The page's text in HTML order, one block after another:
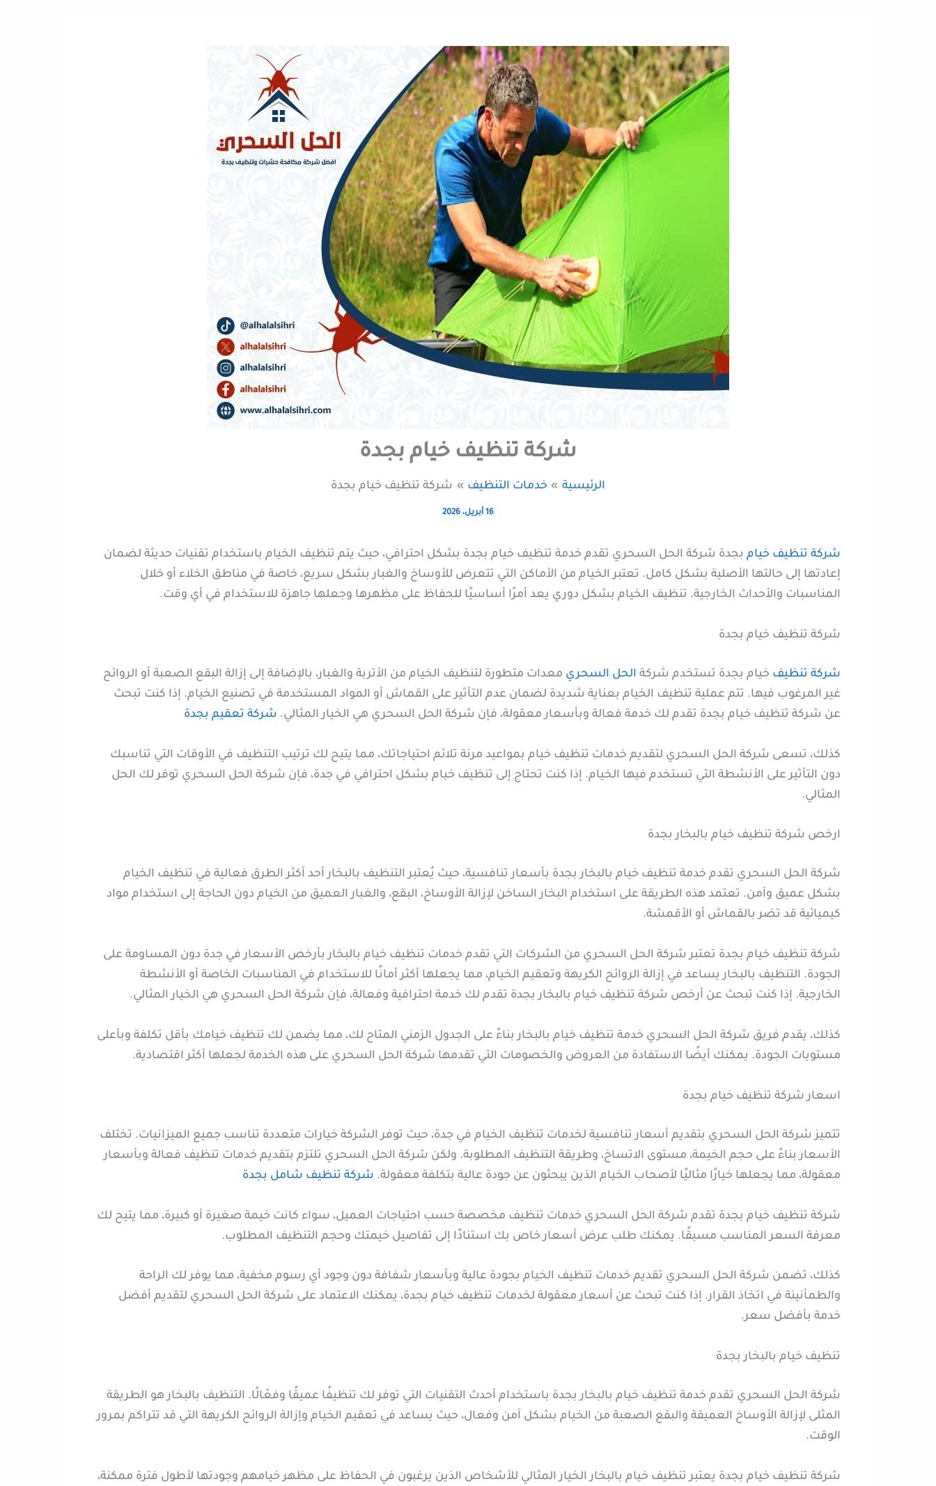
شركة تنظيف خيام بجدة
الرئيسية خدمات التنظيف شركة تنظيف خيام بجدة
16 أبريل، 2026
شركة تنظيف خيام بجدة شركة الحل السحري تقدم خدمة تنظيف خيام بجدة بشكل احترافي، حيث يتم تنظيف الخيام باستخدام تقنيات حديثة لضمان
إعادتها إلى حالتها الأصلية بشكل كامل. تعتبر الخيام من الأماكن التي تتعرض للأوساخ والغبار بشكل سريع، خاصة في مناطق الخلاء أو خلال
المناسبات والأحداث الخارجية. تنظيف الخيام بشكل دوري يعد أمرًا أساسيًا للحفاظ على مظهرها وجعلها جاهزة للاستخدام في أي وقت.
شركة تنظيف خيام بجدة
شركة تنظيف خيام بجدة تستخدم شركة الحل السحري معدات متطورة لتنظيف الخيام من الأتربة والغبار، بالإضافة إلى إزالة البقع الصعبة أو الروائح
غير المرغوب فيها. تتم عملية تنظيف الخيام بعناية شديدة لضمان عدم التأثير على القماش أو المواد المستخدمة في تصنيع الخيام. إذا كنت تبحث
عن شركة تنظيف خيام بجدة تقدم لك خدمة فعالة وبأسعار معقولة، فإن شركة الحل السحري هي الخيار المثالي. شركة تعقيم بجدة
كذلك، تسعى شركة الحل السحري لتقديم خدمات تنظيف خيام بمواعيد مرنة تلائم احتياجاتك، مما يتيح لك ترتيب التنظيف في الأوقات التي تناسبك
دون التأثير على الأنشطة التي تستخدم فيها الخيام. إذا كنت تحتاج إلى تنظيف خيام بشكل احترافي في جدة، فإن شركة الحل السحري توفر لك الحل
المثالي.
ارخص شركة تنظيف خيام بالبخار بجدة
شركة الحل السحري تقدم خدمة تنظيف خيام بالبخار بجدة بأسعار تنافسية، حيث يُعتبر التنظيف بالبخار أحد أكثر الطرق فعالية في تنظيف الخيام
بشكل عميق وآمن. تعتمد هذه الطريقة على استخدام البخار الساخن لإزالة الأوساخ، البقع، والغبار العميق من الخيام دون الحاجة إلى استخدام مواد
كيميائية قد تضر بالقماش أو الأقمشة.
شركة تنظيف خيام بجدة تعتبر شركة الحل السحري من الشركات التي تقدم خدمات تنظيف خيام بالبخار بأرخص الأسعار في جدة دون المساومة على
الجودة. التنظيف بالبخار يساعد في إزالة الروائح الكريهة وتعقيم الخيام، مما يجعلها أكثر أمانًا للاستخدام في المناسبات الخاصة أو الأنشطة
الخارجية. إذا كنت تبحث عن أرخص شركة تنظيف خيام بالبخار بجدة تقدم لك خدمة احترافية وفعالة، فإن شركة الحل السحري هي الخيار المثالي.
كذلك، يقدم فريق شركة الحل السحري خدمة تنظيف خيام بالبخار بناءً على الجدول الزمني المتاح لك، مما يضمن لك تنظيف خيامك بأقل تكلفة وبأعلى
مستويات الجودة. يمكنك أيضًا الاستفادة من العروض والخصومات التي تقدمها شركة الحل السحري على هذه الخدمة لجعلها أكثر اقتصادية.
اسعار شركة تنظيف خيام بجدة
تتميز شركة الحل السحري بتقديم أسعار تنافسية لخدمات تنظيف الخيام في جدة، حيث توفر الشركة خيارات متعددة تناسب جميع الميزانيات. تختلف
الأسعار بناءً على حجم الخيمة، مستوى الاتساخ، وطريقة التنظيف المطلوبة. ولكن شركة الحل السحري تلتزم بتقديم خدمات تنظيف فعالة وبأسعار
معقولة، مما يجعلها خيارًا مثاليًا لأصحاب الخيام الذين يبحثون عن جودة عالية بتكلفة معقولة. شركة تنظيف شامل بجدة
شركة تنظيف خيام بجدة تقدم شركة الحل السحري خدمات تنظيف مخصصة حسب احتياجات العميل، سواء كانت خيمة صغيرة أو كبيرة، مما يتيح لك
معرفة السعر المناسب مسبقًا. يمكنك طلب عرض أسعار خاص بك استنادًا إلى تفاصيل خيمتك وحجم التنظيف المطلوب.
كذلك، تضمن شركة الحل السحري تقديم خدمات تنظيف الخيام بجودة عالية وبأسعار شفافة دون وجود أي رسوم مخفية، مما يوفر لك الراحة
والطمأنينة في اتخاذ القرار. إذا كنت تبحث عن أسعار معقولة لخدمات تنظيف خيام بجدة، يمكنك الاعتماد على شركة الحل السحري لتقديم أفضل
خدمة بأفضل سعر.
تنظيف خيام بالبخار بجدة
شركة الحل السحري تقدم خدمة تنظيف خيام بالبخار بجدة باستخدام أحدث التقنيات التي توفر لك تنظيفًا عميقًا وفعّالًا. التنظيف بالبخار هو الطريقة
المثلى لإزالة الأوساخ العميقة والبقع الصعبة من الخيام بشكل آمن وفعال، حيث يساعد في تعقيم الخيام وإزالة الروائح الكريهة التي قد تتراكم بمرور
الوقت.
شركة تنظيف خيام بجدة يعتبر تنظيف خيام بالبخار الخيار المثالي للأشخاص الذين يرغبون في الحفاظ على مظهر خيامهم وجودتها لأطول فترة ممكنة،